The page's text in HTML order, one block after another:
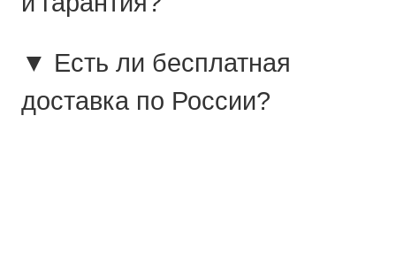
▼ Есть ли бесплатная
доставка по России?